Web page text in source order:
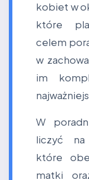
kobiet w
które
celem
w
im
W
liczyć na
które
matki